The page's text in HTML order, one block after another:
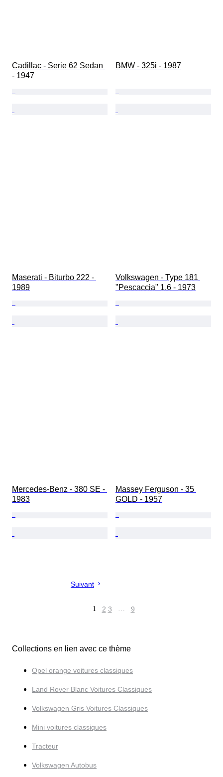
Cadillac - Serie 62 Sedan
- 1947
BMW - 325i - 1987
Maserati - Biturbo 222 -
1989
Volkswagen - Type 181
"Pescaccia" 1.6 - 1973
Mercedes-Benz - 380 SE -
1983
Massey Ferguson - 35
GOLD - 1957
Suivant
1 2 3 … 9
Collections en lien avec ce thème
Opel orange voitures classiques
Land Rover Blanc Voitures Classiques
Volkswagen Gris Voitures Classiques
Mini voitures classiques
Tracteur
Volkswagen Autobus